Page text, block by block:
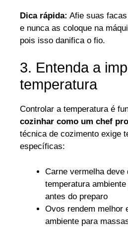
Dica rápida: Afie suas
e nunca as coloque na
pois isso danifica o fio.
3. Entenda a
temperatura
Controlar a temperatura é
cozinhar como um chef
técnica de cozimento exige
específicas:
Carne vermelha deve
temperatura
antes do preparo
Ovos rendem melhor
ambiente para